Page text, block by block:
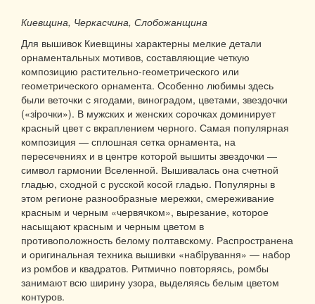
Киевщина, Черкасчина, Слобожанщина
Для вышивок Киевщины характерны мелкие детали
орнаментальных мотивов, составляющие четкую
композицию растительно-геометрического или
геометрического орнамента. Особенно любимы здесь
были веточки с ягодами, виноградом, цветами, звездочки
(«зiрочки»). В мужских и женских сорочках доминирует
красный цвет с вкраплением черного. Самая популярная
композиция — сплошная сетка орнамента, на
пересечениях и в центре которой вышиты звездочки —
символ гармонии Вселенной. Вышивалась она счетной
гладью, сходной с русской косой гладью. Популярны в
этом регионе разнообразные мережки, смереживание
красным и черным «червячком», вырезание, которое
насыщают красным и черным цветом в
противоположность белому полтавскому. Распространена
и оригинальная техника вышивки «набiрування» — набор
из ромбов и квадратов. Ритмично повторяясь, ромбы
занимают всю ширину узора, выделяясь белым цветом
контуров.